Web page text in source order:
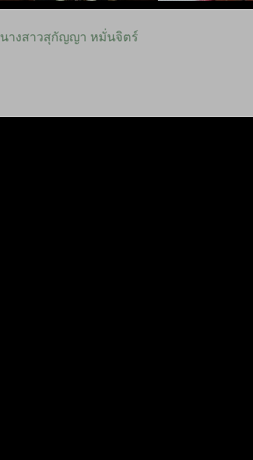
นางสาวสุกัญญา หมั่นจิตร์